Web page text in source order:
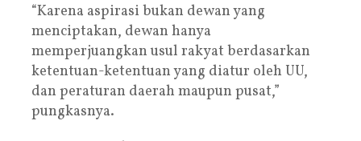
“Karena aspirasi bukan dewan yang
menciptakan, dewan hanya
memperjuangkan usul rakyat berdasarkan
ketentuan-ketentuan yang diatur oleh UU,
dan peraturan daerah maupun pusat,”
pungkasnya.